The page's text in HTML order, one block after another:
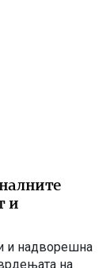
и
и надворешна
на